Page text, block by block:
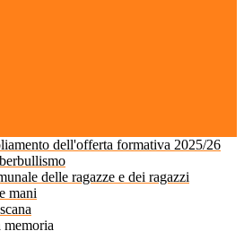
dell'offerta formativa 2025/26
delle ragazze e dei ragazzi
mani
memoria